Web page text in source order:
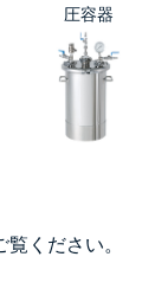
圧容器
覧ください。